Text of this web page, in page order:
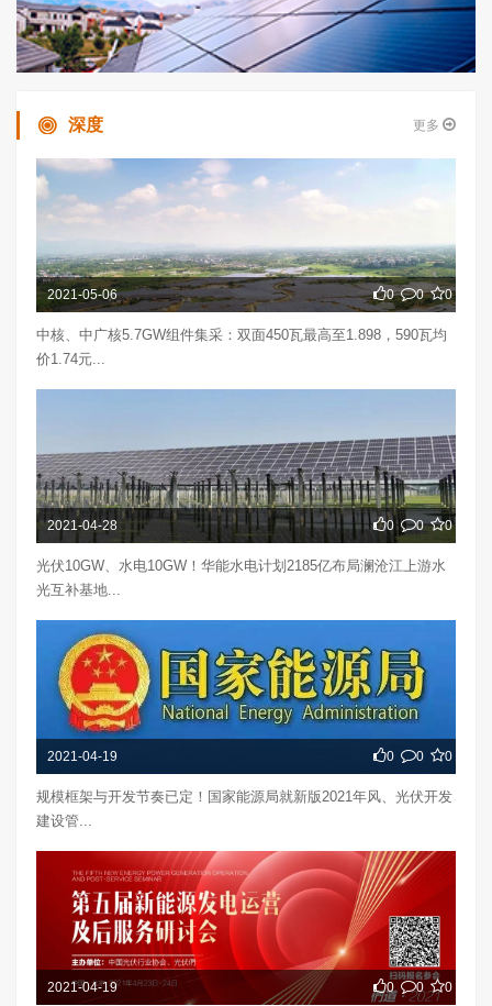
深度 更多
2021-05-06 0 0 0
中核、中广核5.7GW组件集采：双面450瓦最高至1.898，590瓦均
价1.74元...
2021-04-28 0 0 0
光伏10GW、水电10GW！华能水电计划2185亿布局澜沧江上游水
光互补基地...
2021-04-19 0 0 0
规模框架与开发节奏已定！国家能源局就新版2021年风、光伏开发
建设管...
2021-04-19 0 0 0